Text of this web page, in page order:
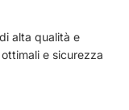
alta qualità e
e sicurezza